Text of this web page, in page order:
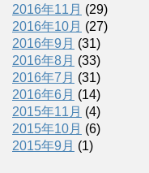
2016年11月 (29)
2016年10月 (27)
2016年9月 (31)
2016年8月 (33)
2016年7月 (31)
2016年6月 (14)
2015年11月 (4)
2015年10月 (6)
2015年9月 (1)